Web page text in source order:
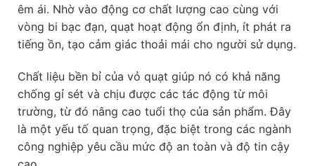
êm ái. Nhờ vào động cơ chất lượng cao cùng với
vòng bi bạc đạn, quạt hoạt động ổn định, ít phát ra
tiếng ồn, tạo cảm giác thoải mái cho người sử dụng.
Chất liệu bền bỉ của vỏ quạt giúp nó có khả năng
chống gỉ sét và chịu được các tác động từ môi
trường, từ đó nâng cao tuổi thọ của sản phẩm. Đây
là một yếu tố quan trọng, đặc biệt trong các ngành
công nghiệp yêu cầu mức độ an toàn và độ tin cậy